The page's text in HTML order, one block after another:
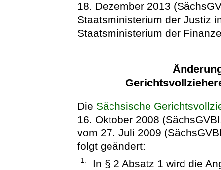
18. Dezember 2013
Staatsministerium der Justiz
Staatsministerium der
Die Sächsische
16. Oktober 2008
vom 27. Juli 2009
folgt geändert:
1.
In § 2 Absatz 1 wird die